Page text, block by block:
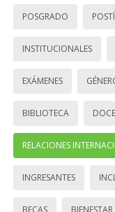
POSGRADO
INSTITUCIONALES
EXÁMENES
BIBLIOTECA
RELACIONES
INGRESANTES